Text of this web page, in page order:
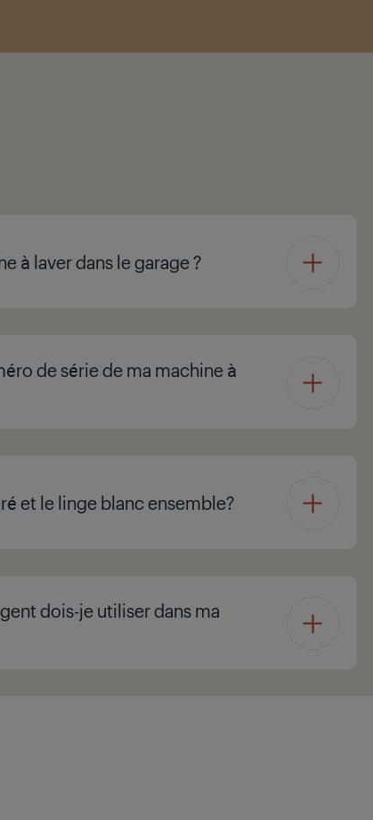
à laver dans le garage ?
de série de ma machine à
et le linge blanc ensemble?
dois-je utiliser dans ma